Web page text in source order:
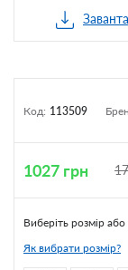
Код: 113509
1027 грн
Виберіть розмір
Як вибрати розмір?